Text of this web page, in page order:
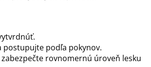
postupujte podľa pokynov.
rovnomernú úroveň lesku